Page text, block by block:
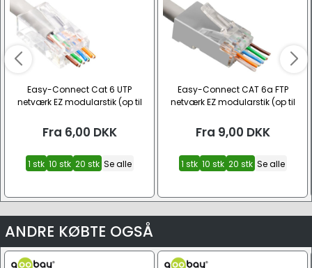
Easy-Connect Cat 6 UTP
netværk EZ modularstik (op til
Fra 6,00 DKK
1 stk 10 stk 20 stk Se alle
Easy-Connect CAT 6a FTP
netværk EZ modularstik (op til
Fra 9,00 DKK
1 stk 10 stk 20 stk Se alle
ANDRE KØBTE OGSÅ